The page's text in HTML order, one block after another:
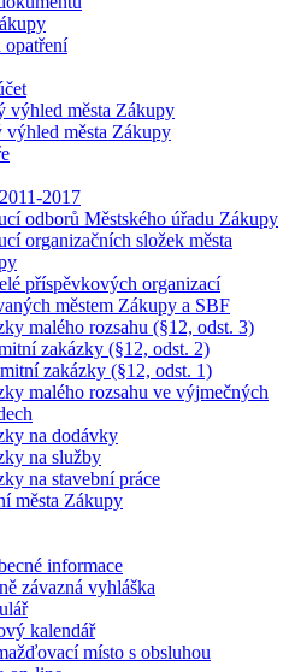
opatření
výhled města Zákupy
výhled města Zákupy
2017
odborů Městského úřadu Zákupy
organizačních složek města
příspěvkových organizací
městem Zákupy a SBF
malého rozsahu (§12, odst. 3)
zakázky (§12, odst. 2)
zakázky (§12, odst. 1)
malého rozsahu ve výjmečných
na dodávky
na služby
na stavební práce
města Zákupy
informace
závazná vyhláška
kalendář
místo s obsluhou